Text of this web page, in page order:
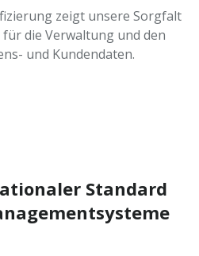
zeigt unsere Sorgfalt
die Verwaltung und den
und Kundendaten.
Standard